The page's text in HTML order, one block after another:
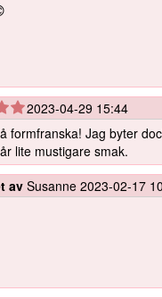
2023-04-29 15:44
formfranska! Jag byter
lite mustigare smak.
av Susanne 2023-02-17